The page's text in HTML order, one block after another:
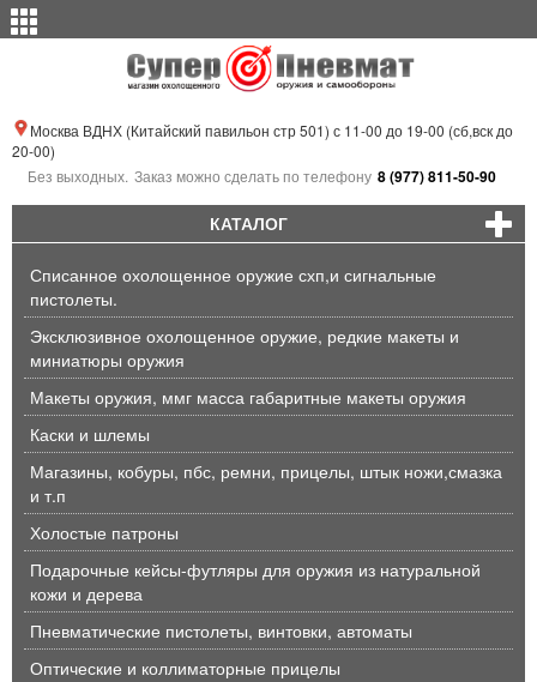
Москва ВДНХ (Китайский павильон стр 501) с 11-00 до 19-00 (сб,вск до
20-00)
Без выходных. Заказ можно сделать по телефону 8 (977) 811-50-90
КАТАЛОГ
Списанное охолощенное оружие схп,и сигнальные
пистолеты.
Эксклюзивное охолощенное оружие, редкие макеты и
миниатюры оружия
Макеты оружия, ммг масса габаритные макеты оружия
Каски и шлемы
Магазины, кобуры, пбс, ремни, прицелы, штык ножи,смазка
и т.п
Холостые патроны
Подарочные кейсы-футляры для оружия из натуральной
кожи и дерева
Пневматические пистолеты, винтовки, автоматы
Оптические и коллиматорные прицелы